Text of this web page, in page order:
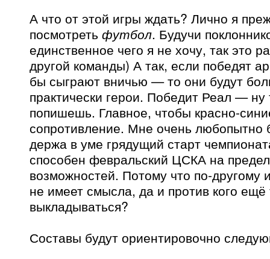
А что от этой игры ждать? Лично я
посмотреть футбол. Будучи
единственное чего я не хочу, так это
другой команды) А так, если победят
бы сыграют вничью — то они будут
практически герои. Победит Реал — ну
попишешь. Главное, чтобы красно-
сопротивление. Мне очень любопытно
держа в уме грядущий старт
способен февральский ЦСКА на
возможностей. Потому что по-другому
не имеет смысла, да и против кого ещё
выкладываться?
Составы будут ориентировочно